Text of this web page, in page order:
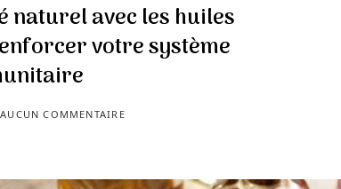
naturel avec les huiles
votre système
AUCUN COMMENTAIRE